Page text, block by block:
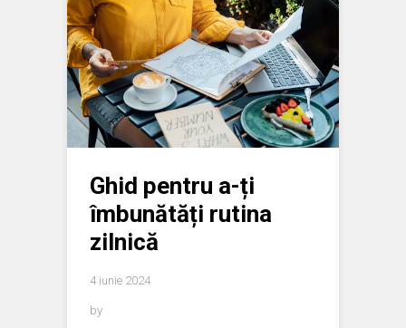
Ghid pentru a-ți
îmbunătăți rutina
zilnică
4 iunie 2024
by